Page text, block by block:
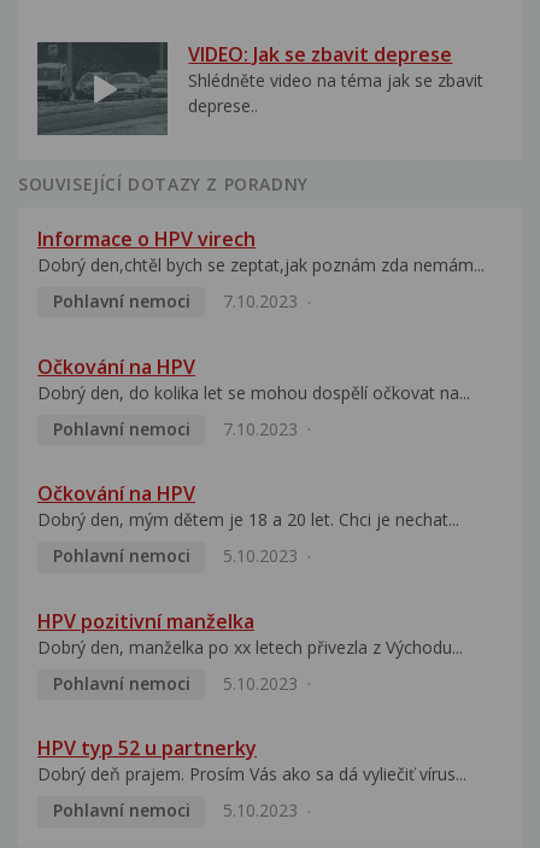
VIDEO: Jak se zbavit deprese
Shlédněte video na téma jak se zbavit
deprese..
SOUVISEJÍCÍ DOTAZY Z PORADNY
Informace o HPV virech
Dobrý den,chtěl bych se zeptat,jak poznám zda nemám...
Pohlavní nemoci
7.10.2023
Očkování na HPV
Dobrý den, do kolika let se mohou dospělí očkovat na...
Pohlavní nemoci
7.10.2023
Očkování na HPV
Dobrý den, mým dětem je 18 a 20 let. Chci je nechat...
Pohlavní nemoci
5.10.2023
HPV pozitivní manželka
Dobrý den, manželka po xx letech přivezla z Východu...
Pohlavní nemoci
5.10.2023
HPV typ 52 u partnerky
Dobrý deň prajem. Prosím Vás ako sa dá vyliečiť vírus...
Pohlavní nemoci
5.10.2023